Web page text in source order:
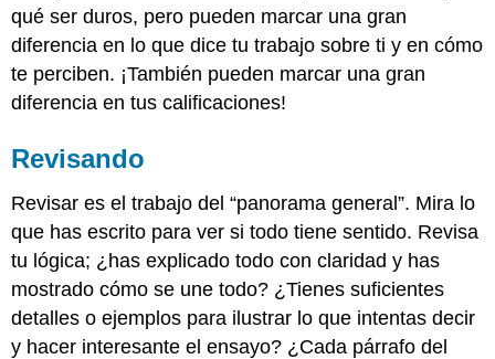
qué ser duros, pero pueden marcar una gran
diferencia en lo que dice tu trabajo sobre ti y en cómo
te perciben. ¡También pueden marcar una gran
diferencia en tus calificaciones!
Revisando
Revisar es el trabajo del “panorama general”. Mira lo
que has escrito para ver si todo tiene sentido. Revisa
tu lógica; ¿has explicado todo con claridad y has
mostrado cómo se une todo? ¿Tienes suficientes
detalles o ejemplos para ilustrar lo que intentas decir
y hacer interesante el ensayo? ¿Cada párrafo del